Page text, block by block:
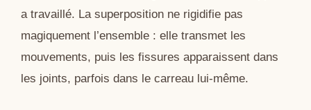
a travaillé. La superposition ne rigidifie pas
magiquement l’ensemble : elle transmet les
mouvements, puis les fissures apparaissent dans
les joints, parfois dans le carreau lui-même.